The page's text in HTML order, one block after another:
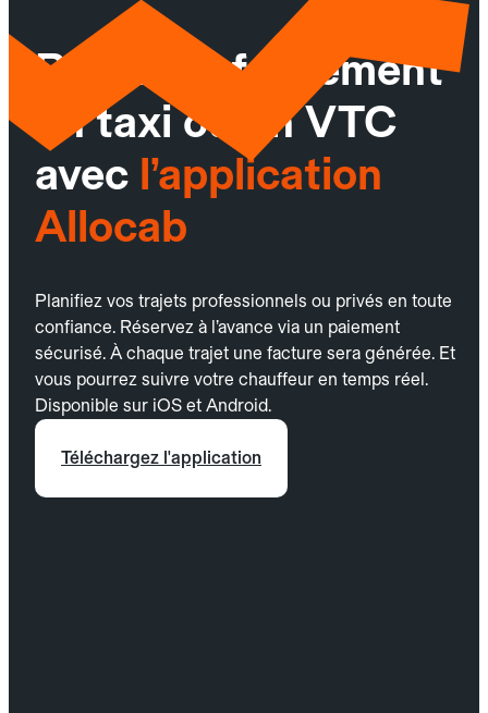
Réservez facilement
un taxi ou un VTC
avec l’application
Allocab
Planifiez vos trajets professionnels ou privés en toute
confiance. Réservez à l’avance via un paiement
sécurisé. À chaque trajet une facture sera générée. Et
vous pourrez suivre votre chauffeur en temps réel.
Disponible sur iOS et Android.
Téléchargez l'application